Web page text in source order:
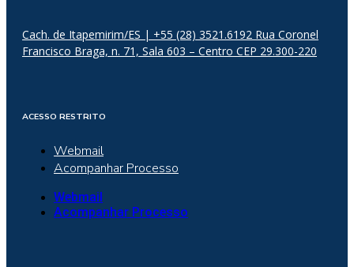
Cach. de Itapemirim/ES | +55 (28) 3521.6192 Rua Coronel
Francisco Braga, n. 71, Sala 603 – Centro CEP 29.300-220
ACESSO RESTRITO
Webmail
Acompanhar Processo
Webmail
Acompanhar Processo